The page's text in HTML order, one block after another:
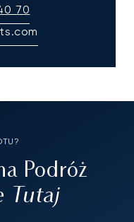
70
Podróż
Tutaj